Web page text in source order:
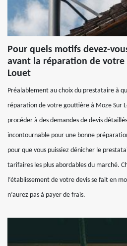
Pour quels motifs devez-
avant la réparation de votre
Louet
Préalablement au choix du prestataire à
réparation de votre gouttière à Moze Sur
procéder à des demandes de devis
incontournable pour une bonne
pour que vous puissiez dénicher le
tarifaires les plus abordables du marché.
l’établissement de votre devis se fait en
n’aurez pas à payer de frais.